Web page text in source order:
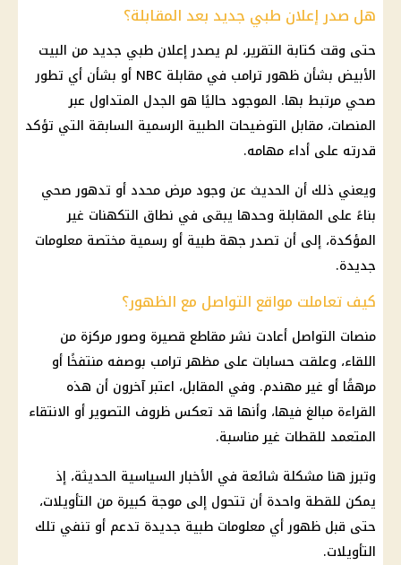
هل صدر إعلان طبي جديد بعد المقابلة؟
حتى وقت كتابة التقرير، لم يصدر إعلان طبي جديد من البيت
الأبيض بشأن ظهور ترامب في مقابلة NBC أو بشأن أي تطور
صحي مرتبط بها. الموجود حاليًا هو الجدل المتداول عبر
المنصات، مقابل التوضيحات الطبية الرسمية السابقة التي تؤكد
قدرته على أداء مهامه.
ويعني ذلك أن الحديث عن وجود مرض محدد أو تدهور صحي
بناءً على المقابلة وحدها يبقى في نطاق التكهنات غير
المؤكدة، إلى أن تصدر جهة طبية أو رسمية مختصة معلومات
جديدة.
كيف تعاملت مواقع التواصل مع الظهور؟
منصات التواصل أعادت نشر مقاطع قصيرة وصور مركزة من
اللقاء، وعلقت حسابات على مظهر ترامب بوصفه منتفخًا أو
مرهقًا أو غير مهندم. وفي المقابل، اعتبر آخرون أن هذه
القراءة مبالغ فيها، وأنها قد تعكس ظروف التصوير أو الانتقاء
المتعمد للقطات غير مناسبة.
وتبرز هنا مشكلة شائعة في الأخبار السياسية الحديثة، إذ
يمكن للقطة واحدة أن تتحول إلى موجة كبيرة من التأويلات،
حتى قبل ظهور أي معلومات طبية جديدة تدعم أو تنفي تلك
التأويلات.